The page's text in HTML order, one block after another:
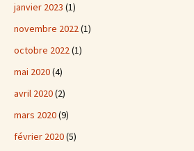
janvier 2023 (1)
novembre 2022(1)
octobre 2022(1)
mai 2020(4)
avril 2020(2)
mars 2020(9)
février 2020(5)